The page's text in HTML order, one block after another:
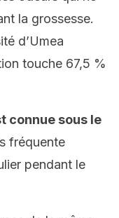
la grossesse.
d’Umea
touche 67,5 %
connue sous le
fréquente
pendant le